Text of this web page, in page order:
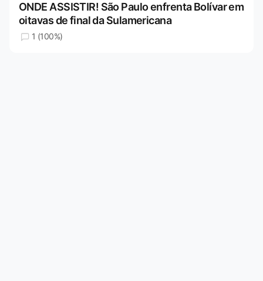
ONDE ASSISTIR! São Paulo enfrenta Bolívar em
oitavas de final da Sulamericana
1 (100%)